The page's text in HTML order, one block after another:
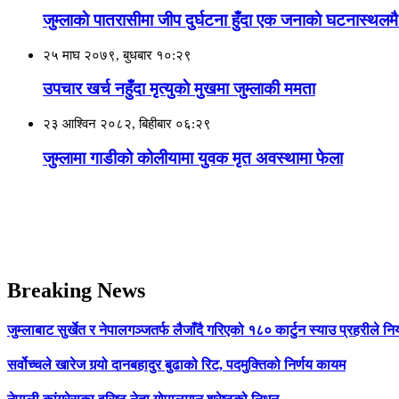
जुम्लाकाे पातरासीमा जीप दुर्घटना हुँदा एक जनाकाे
२५ माघ २०७९, बुधबार १०:२९
उपचार खर्च नहुँदा मृत्युकाे मुखमा जुम्लाकी ममता
२३ आश्विन २०८२, बिहीबार ०६:२९
जुम्लामा गाडीको कोलीयामा युवक मृत अवस्थामा फेला
Breaking News
जुम्लाबाट सुर्खेत र नेपालगञ्जतर्फ लैजाँदै गरिएको १८० कार्टुन स्याउ प्रहरीले
सर्वोच्चले खारेज गर्‍यो दानबहादुर बुढाको रिट, पदमुक्तिको निर्णय कायम